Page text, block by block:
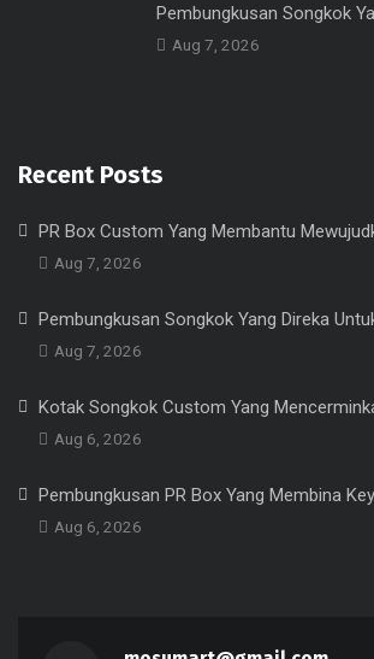
Pembungkusan Songkok
Aug 7, 2026
Recent Posts
PR Box Custom Yang Membantu
Aug 7, 2026
Pembungkusan Songkok Yang Direka
Aug 7, 2026
Kotak Songkok Custom Yang
Aug 6, 2026
Pembungkusan PR Box Yang Membina
Aug 6, 2026